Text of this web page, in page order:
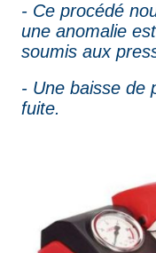
- Ce procédé
une anomalie
soumis aux
- Une baisse de
fuite.